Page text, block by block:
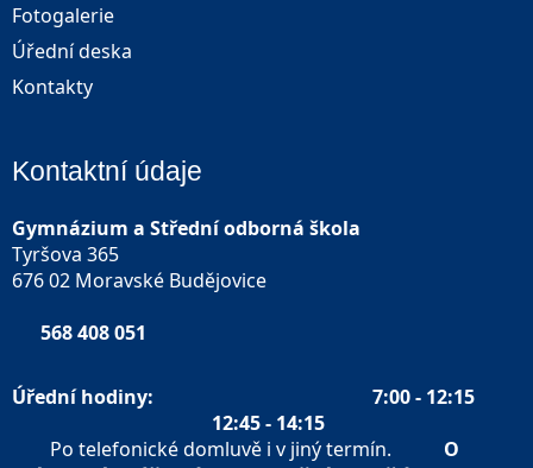
Fotogalerie
Úřední deska
Kontakty
Kontaktní údaje
Gymnázium a Střední odborná škola
Tyršova 365
676 02 Moravské Budějovice
568 408 051
Úřední hodiny: 7:00 - 12:15
12:45 - 14:15
Po telefonické domluvě i v jiný termín. O